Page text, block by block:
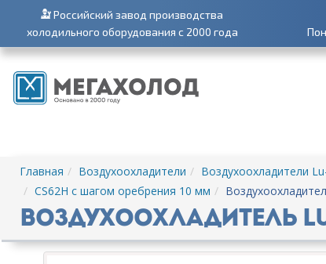
Российский завод производства
холодильного оборудования с 2000 года
Главная Воздухоохладители Воздухоохладители
CS62H с шагом оребрения 10 мм
Воздухоохладитель Lu-